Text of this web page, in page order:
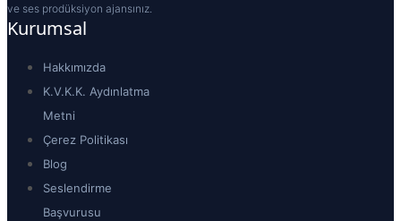
ve ses prodüksiyon ajansınız.
Kurumsal
Hakkımızda
K.V.K.K. Aydınlatma
Metni
Çerez Politikası
Blog
Seslendirme
Başvurusu